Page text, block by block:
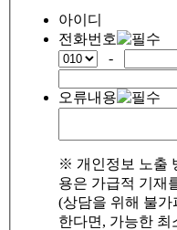
아이디
전화번호
-
오류내용
※ 개인정보 노출
용은 가급적 기재
(상담을 위해 불
한다면, 가능한 최